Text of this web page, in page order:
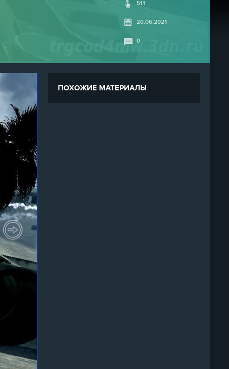
511
20.06.2021
0
ПОХОЖИЕ МАТЕРИАЛЫ